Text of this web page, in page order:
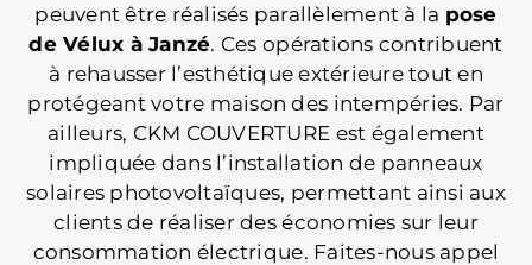
peuvent être réalisés parallèlement à la pose
de Vélux à Janzé. Ces opérations contribuent
à rehausser l’esthétique extérieure tout en
protégeant votre maison des intempéries. Par
ailleurs, CKM COUVERTURE est également
impliquée dans l’installation de panneaux
solaires photovoltaïques, permettant ainsi aux
clients de réaliser des économies sur leur
consommation électrique. Faites-nous appel